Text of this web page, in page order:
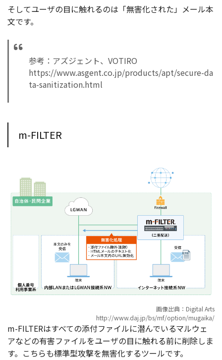
そしてユーザの目に触れるのは「無害化された」メール本
文です。
参考：アズジェント、VOTIRO
https://www.asgent.co.jp/products/apt/secure-da
ta-sanitization.html
m-FILTER
画像出典：Digital Arts
http://www.daj.jp/bs/mf/option/mugaika/
m-FILTERはすべての添付ファイルに潜んでいるマルウェ
アなどの有害ファイルをユーザの目に触れる前に削除しま
す。こちらも標準型攻撃を無害化するツールです。